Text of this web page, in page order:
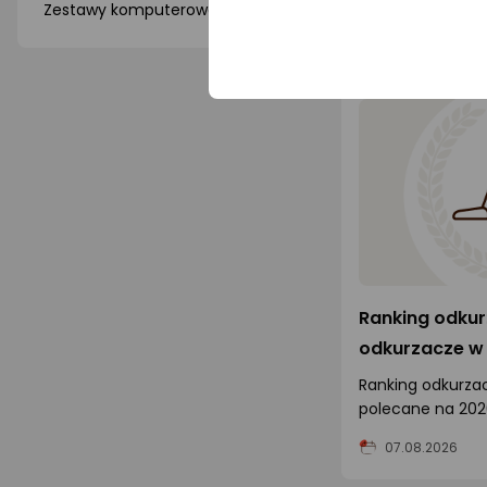
Zestawy komputerowe
Ranking
odkurzacze
Ranking
polecane na
07.08.2026